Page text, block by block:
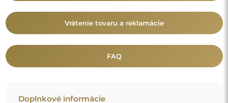
Vrátenie tovaru a reklamácie
FAQ
Doplnkové informácie